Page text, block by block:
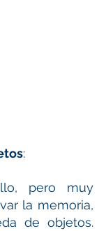
:
pero muy
la memoria,
de objetos.